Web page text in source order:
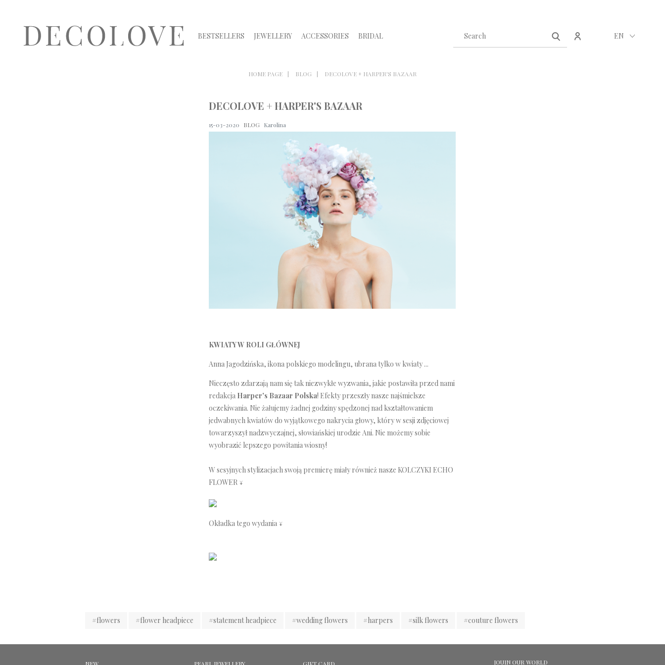
BESTSELLERS JEWELLERY ACCESSORIES BRIDAL EN
HOME PAGE BLOG DECOLOVE + HARPER'S BAZAAR
DECOLOVE + HARPER'S BAZAAR
15-03-2020 BLOG Karolina
KWIATY W ROLI GŁÓWNEJ
Anna Jagodzińska, ikona polskiego modelingu, ubrana tylko w kwiaty ...
Nieczęsto zdarzają nam się tak niezwykłe wyzwania, jakie postawiła przed nami
redakcja Harper's Bazaar Polska! Efekty przeszły nasze najśmielsze
oczekiwania. Nie żałujemy żadnej godziny spędzonej nad kształtowaniem
jedwabnych kwiatów do wyjątkowego nakrycia głowy, który w sesji zdjęciowej
towarzyszył nadzwyczajnej, słowiańskiej urodzie Ani. Nie możemy sobie
wyobrazić lepszego powitania wiosny!
W sesyjnych stylizacjach swoją premierę miały również nasze KOLCZYKI ECHO
FLOWER ↓
Okładka tego wydania ↓
#flowers #flower headpiece #statement headpiece #wedding flowers #harpers #silk flowers #couture flowers
JOUIN OUR WORLD